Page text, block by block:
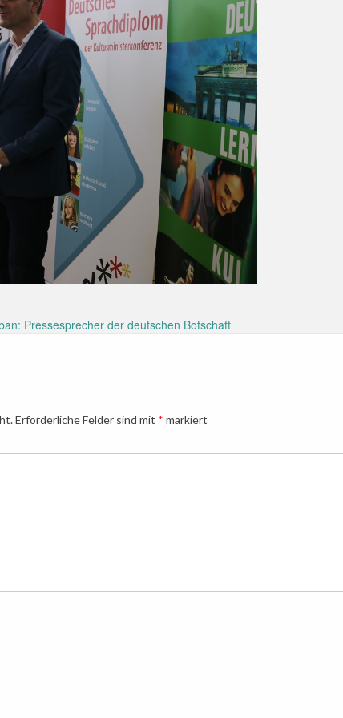
Pressesprecher der deutschen Botschaft
Erforderliche Felder sind mit * markiert